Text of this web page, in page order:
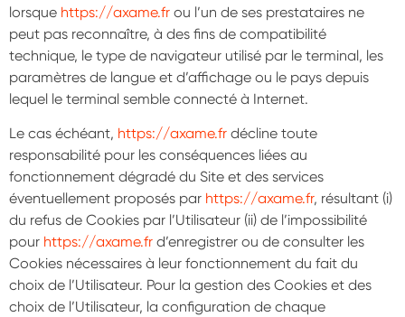
lorsque https://axame.fr ou l’un de ses prestataires ne
peut pas reconnaître, à des fins de compatibilité
technique, le type de navigateur utilisé par le terminal, les
paramètres de langue et d’affichage ou le pays depuis
lequel le terminal semble connecté à Internet.
Le cas échéant, https://axame.fr décline toute
responsabilité pour les conséquences liées au
fonctionnement dégradé du Site et des services
éventuellement proposés par https://axame.fr, résultant (i)
du refus de Cookies par l’Utilisateur (ii) de l’impossibilité
pour https://axame.fr d’enregistrer ou de consulter les
Cookies nécessaires à leur fonctionnement du fait du
choix de l’Utilisateur. Pour la gestion des Cookies et des
choix de l’Utilisateur, la configuration de chaque